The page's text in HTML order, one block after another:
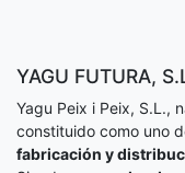
YAGU FUTURA,
Yagu Peix i Peix, S.L.,
constituido como uno
fabricación y